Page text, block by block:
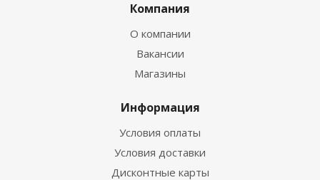
Компания
О компании
Вакансии
Магазины
Информация
Условия оплаты
Условия доставки
Дисконтные карты